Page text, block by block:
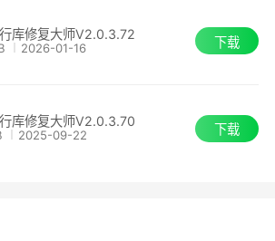
他已知问题
复大师 2.0.3.64
分环境下DLL文件修复速度较
库修复大师V2.0.3.72
2026-01-16 下载
库修复大师V2.0.3.70
2025-09-22 下载